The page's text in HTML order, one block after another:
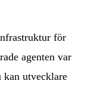
för
agenten var
kan utvecklare